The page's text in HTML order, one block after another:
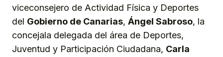
viceconsejero de Actividad Física y Deportes
del Gobierno de Canarias, Ángel Sabroso, la
concejala delegada del área de Deportes,
Juventud y Participación Ciudadana, Carla